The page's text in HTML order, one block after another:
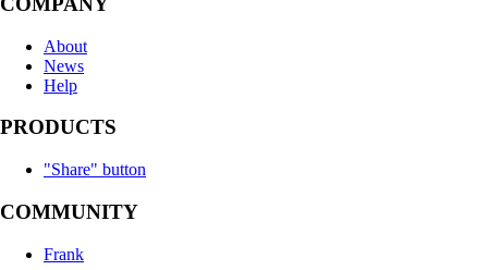
About
News
Help
PRODUCTS
"Share" button
COMMUNITY
Frank